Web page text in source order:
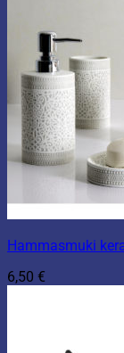
Hammasmuki
6,50 €